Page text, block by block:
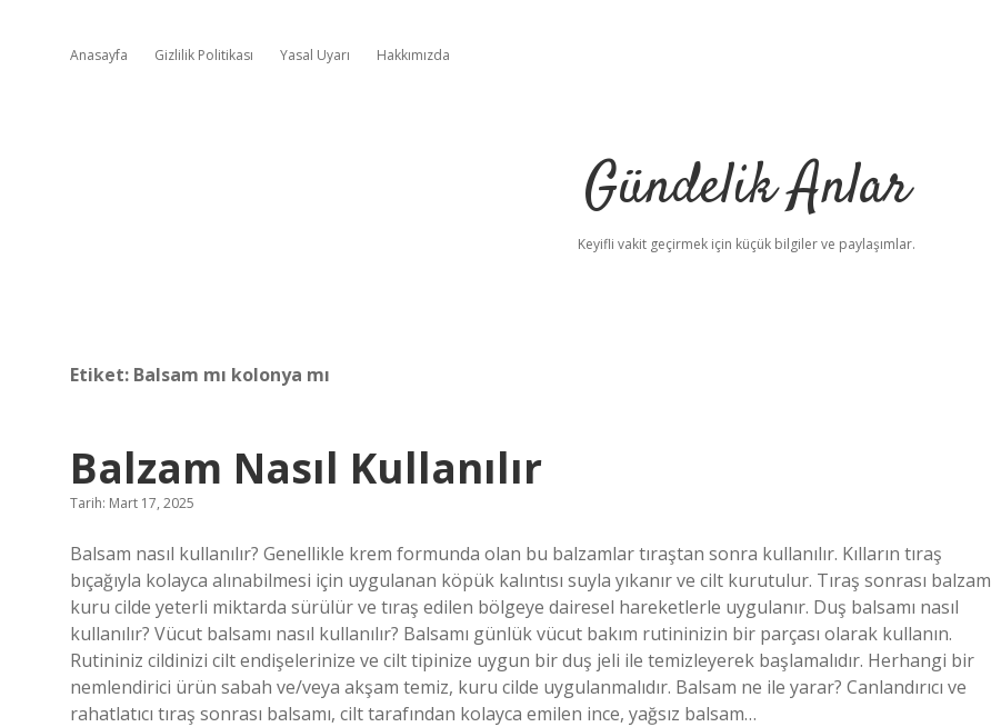
Anasayfa Gizlilik Politikası Yasal Uyarı Hakkımızda
Gündelik Anlar
Keyifli vakit geçirmek için küçük bilgiler ve paylaşımlar.
Etiket: Balsam mı kolonya mı
Balzam Nasıl Kullanılır
Tarih: Mart 17, 2025
Balsam nasıl kullanılır? Genellikle krem ​​formunda olan bu balzamlar tıraştan sonra kullanılır. Kılların tıraş
bıçağıyla kolayca alınabilmesi için uygulanan köpük kalıntısı suyla yıkanır ve cilt kurutulur. Tıraş sonrası balzam
kuru cilde yeterli miktarda sürülür ve tıraş edilen bölgeye dairesel hareketlerle uygulanır. Duş balsamı nasıl
kullanılır? Vücut balsamı nasıl kullanılır? Balsamı günlük vücut bakım rutininizin bir parçası olarak kullanın.
Rutininiz cildinizi cilt endişelerinize ve cilt tipinize uygun bir duş jeli ile temizleyerek başlamalıdır. Herhangi bir
nemlendirici ürün sabah ve/veya akşam temiz, kuru cilde uygulanmalıdır. Balsam ne ile yarar? Canlandırıcı ve
rahatlatıcı tıraş sonrası balsamı, cilt tarafından kolayca emilen ince, yağsız balsam…